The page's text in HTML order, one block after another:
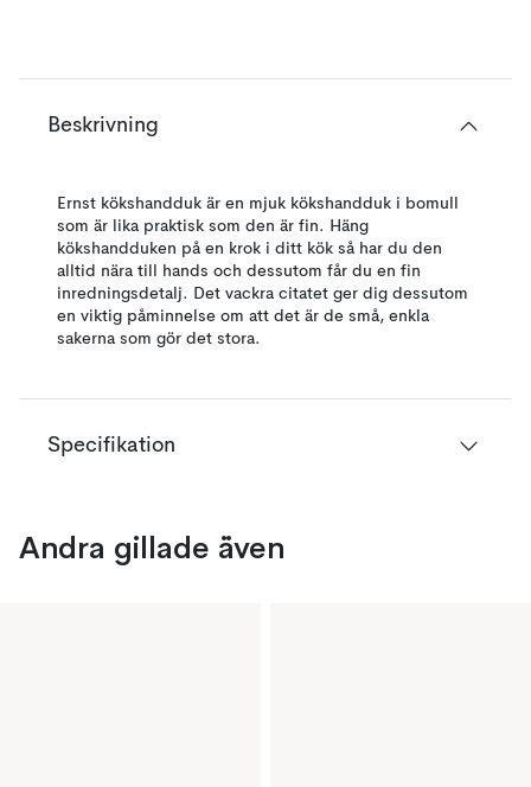
Beskrivning
Ernst kökshandduk är en mjuk kökshandduk i bomull
som är lika praktisk som den är fin. Häng
kökshandduken på en krok i ditt kök så har du den
alltid nära till hands och dessutom får du en fin
inredningsdetalj. Det vackra citatet ger dig dessutom
en viktig påminnelse om att det är de små, enkla
sakerna som gör det stora.
Specifikation
Andra gillade även